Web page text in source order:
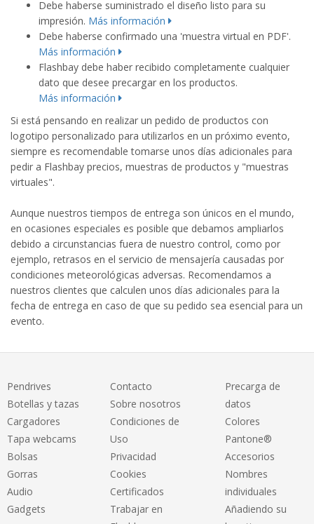
Debe haberse suministrado el diseño listo para su
impresión. Más información
Debe haberse confirmado una 'muestra virtual en PDF'.
Más información
Flashbay debe haber recibido completamente cualquier
dato que desee precargar en los productos.
Más información
Si está pensando en realizar un pedido de productos con
logotipo personalizado para utilizarlos en un próximo evento,
siempre es recomendable tomarse unos días adicionales para
pedir a Flashbay precios, muestras de productos y "muestras
virtuales".
Aunque nuestros tiempos de entrega son únicos en el mundo,
en ocasiones especiales es posible que debamos ampliarlos
debido a circunstancias fuera de nuestro control, como por
ejemplo, retrasos en el servicio de mensajería causadas por
condiciones meteorológicas adversas. Recomendamos a
nuestros clientes que calculen unos días adicionales para la
fecha de entrega en caso de que su pedido sea esencial para un
evento.
Pendrives
Botellas y tazas
Cargadores
Tapa webcams
Bolsas
Gorras
Audio
Gadgets
Contacto
Sobre nosotros
Condiciones de
Uso
Privacidad
Cookies
Certificados
Trabajar en
Precarga de
datos
Colores
Pantone®
Accesorios
Nombres
individuales
Añadiendo su